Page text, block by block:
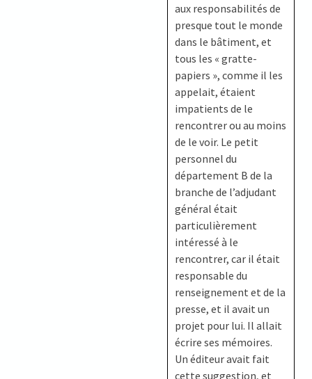
aux responsabilités de
presque tout le monde
dans le bâtiment, et
tous les « gratte-
papiers », comme il les
appelait, étaient
impatients de le
rencontrer ou au moins
de le voir. Le petit
personnel du
département B de la
branche de l’adjudant
général était
particulièrement
intéressé à le
rencontrer, car il était
responsable du
renseignement et de la
presse, et il avait un
projet pour lui. Il allait
écrire ses mémoires.
Un éditeur avait fait
cette suggestion, et